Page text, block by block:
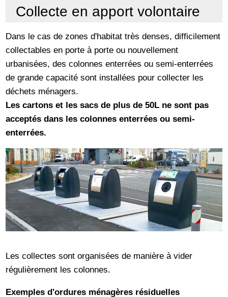
Collecte en apport volontaire
Dans le cas de zones d'habitat très denses, difficilement
collectables en porte à porte ou nouvellement
urbanisées, des colonnes enterrées ou semi-enterrées
de grande capacité sont installées pour collecter les
déchets ménagers.
Les cartons et les sacs de plus de 50L ne sont pas
acceptés dans les colonnes enterrées ou semi-
enterrées.
Les collectes sont organisées de manière à vider
régulièrement les colonnes.
Exemples d'ordures ménagères résiduelles